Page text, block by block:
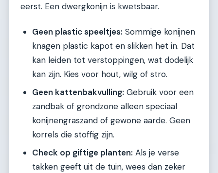
eerst. Een dwergkonijn is kwetsbaar.
Geen plastic speeltjes: Sommige konijnen
knagen plastic kapot en slikken het in. Dat
kan leiden tot verstoppingen, wat dodelijk
kan zijn. Kies voor hout, wilg of stro.
Geen kattenbakvulling: Gebruik voor een
zandbak of grondzone alleen speciaal
konijnengraszand of gewone aarde. Geen
korrels die stoffig zijn.
Check op giftige planten: Als je verse
takken geeft uit de tuin, wees dan zeker